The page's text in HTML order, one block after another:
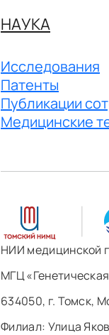
НАУКА
Исследования
Патенты
Публикации
Медицинские
НИИ медицинской
МГЦ
634050, г. Томск,
Филиал: ​Улица